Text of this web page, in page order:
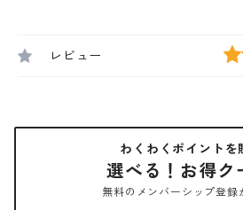
レビュー
わくわくポイントを
選べる！お得ク
無料のメンバーシップ登録